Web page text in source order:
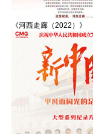
《河西走廊（2022）》